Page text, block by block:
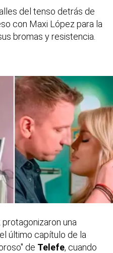
del tenso detrás de
con Maxi López para la
bromas y resistencia.
una
último capítulo de la
de Telefe, cuando